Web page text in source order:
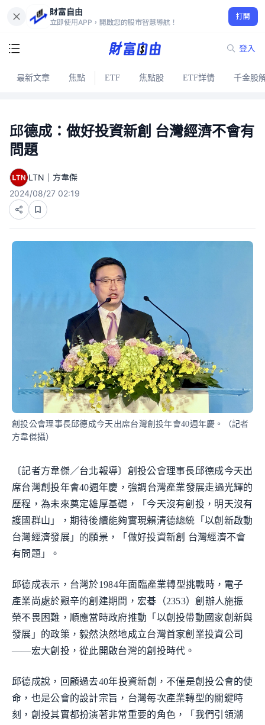
財富自由
立即使用APP，開啟您的股市智慧導航！
打開
登入
最新文章 焦點 ETF 焦點股 ETF詳情 千金股
邱德成：做好投資新創 台灣經濟不會有
問題
LTN｜方韋傑
2024/08/27 02:19
創投公會理事長邱德成今天出席台灣創投年會40週年慶。（記者
方韋傑攝）
〔記者方韋傑／台北報導〕創投公會理事長邱德成今天出
席台灣創投年會40週年慶，強調台灣產業發展走過光輝的
歷程，為未來奠定雄厚基礎，「今天沒有創投，明天沒有
護國群山」，期待後續能夠實現賴清德總統「以創新啟動
台灣經濟發展」的願景，「做好投資新創 台灣經濟不會
有問題」。
邱德成表示，台灣於1984年面臨產業轉型挑戰時，電子
產業尚處於艱辛的創建期間，宏碁（2353）創辦人施振
榮不畏困難，順應當時政府推動「以創投帶動國家創新與
發展」的政策，毅然決然地成立台灣首家創業投資公司
——宏大創投，從此開啟台灣的創投時代。
邱德成說，回顧過去40年投資新創，不僅是創投公會的使
命，也是公會的設計宗旨，台灣每次產業轉型的關鍵時
刻，創投其實都扮演著非常重要的角色，「我們引領潮